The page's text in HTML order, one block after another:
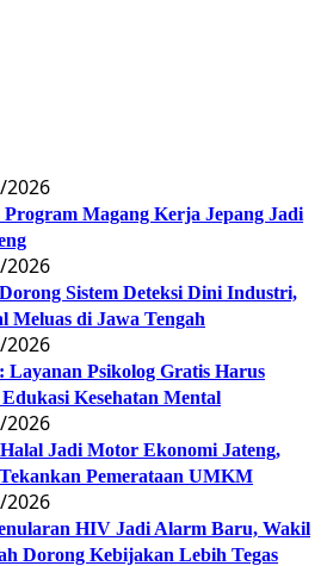
2026
Magang Kerja Jepang Jadi
2026
Sistem Deteksi Dini Industri,
Meluas di Jawa Tengah
2026
Layanan Psikolog Gratis Harus
Kesehatan Mental
2026
Jadi Motor Ekonomi Jateng,
Pemerataan UMKM
2026
HIV Jadi Alarm Baru, Wakil
Dorong Kebijakan Lebih Tegas